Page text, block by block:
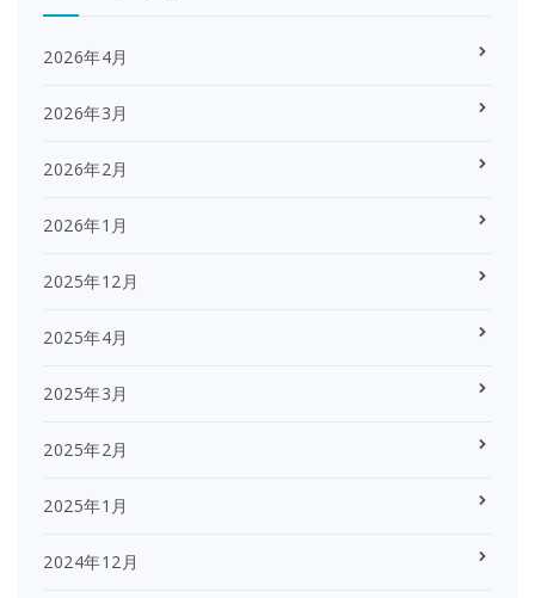
2026年4月
2026年3月
2026年2月
2026年1月
2025年12月
2025年4月
2025年3月
2025年2月
2025年1月
2024年12月